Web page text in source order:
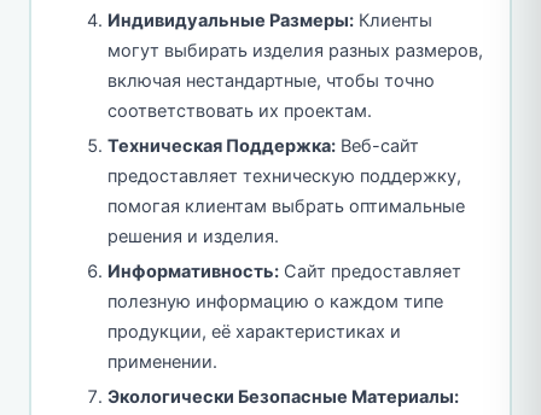
Индивидуальные Размеры: Клиенты
могут выбирать изделия разных размеров,
включая нестандартные, чтобы точно
соответствовать их проектам.
Техническая Поддержка: Веб-сайт
предоставляет техническую поддержку,
помогая клиентам выбрать оптимальные
решения и изделия.
Информативность: Сайт предоставляет
полезную информацию о каждом типе
продукции, её характеристиках и
применении.
Экологически Безопасные Материалы: